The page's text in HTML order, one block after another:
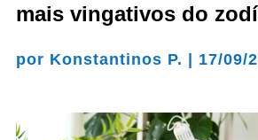
mais vingativos do
por Konstantinos P. | 17/09/